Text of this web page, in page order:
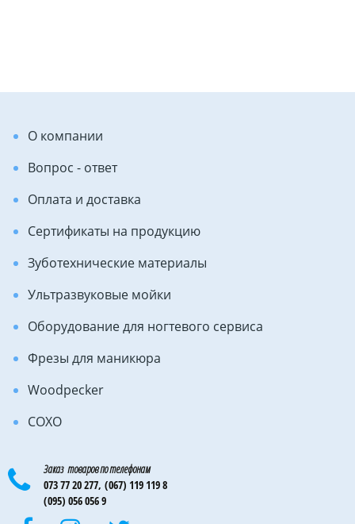
О компании
Вопрос - ответ
Оплата и доставка
Сертификаты на продукцию
Зуботехнические материалы
Ультразвуковые мойки
Оборудование для ногтевого сервиса
Фрезы для маникюра
Woodpecker
COXO
Заказ товаров по телефонам
073 77 20 277, (067) 119 119 8
(095) 056 056 9